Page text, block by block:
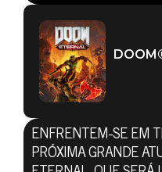
ENFRENTEM-SE EM
PRÓXIMA GRANDE